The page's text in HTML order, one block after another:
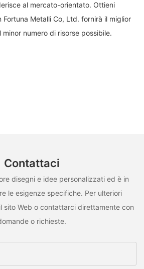
al mercato-orientato. Ottieni
Metalli Co, Ltd. fornirà il miglior
numero di risorse possibile.
Contattaci
disegni e idee personalizzati ed è in
le esigenze specifiche. Per ulteriori
sito Web o contattarci direttamente con
o richieste.